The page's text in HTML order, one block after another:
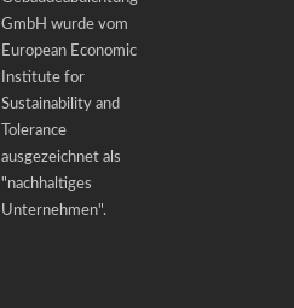
GmbH wurde vom
European Economic
Institute for
Sustainability and
Tolerance
ausgezeichnet als
"nachhaltiges
Unternehmen".